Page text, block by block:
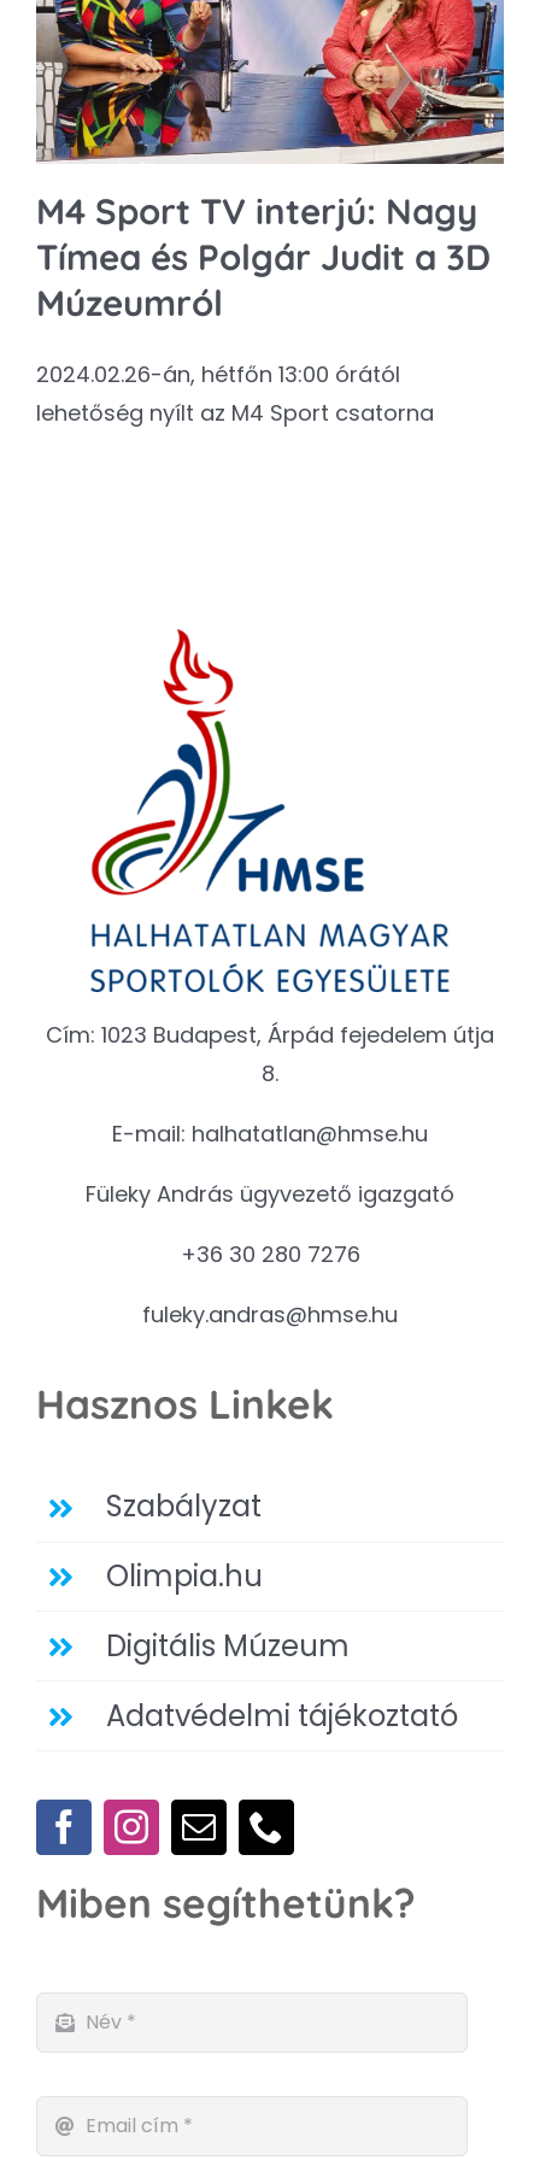
Kapcsolat
SEARCH
FOR:
M4 Sport TV interjú: Nagy
Tímea és Polgár Judit a 3D
Múzeumról
2024.02.26-án, hétfőn 13:00 órától
lehetőség nyílt az M4 Sport csatorna
Cím: 1023 Budapest, Árpád fejedelem útja
8.
E-mail: halhatatlan@hmse.hu
Füleky András ügyvezető igazgató
+36 30 280 7276
fuleky.andras@hmse.hu
Hasznos Linkek
Szabályzat
Olimpia.hu
Digitális Múzeum
Adatvédelmi tájékoztató
Miben segíthetünk?